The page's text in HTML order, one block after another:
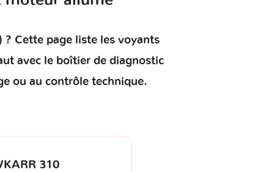
? Cette page liste les voyants
avec le boîtier de diagnostic
ou au contrôle technique.
310